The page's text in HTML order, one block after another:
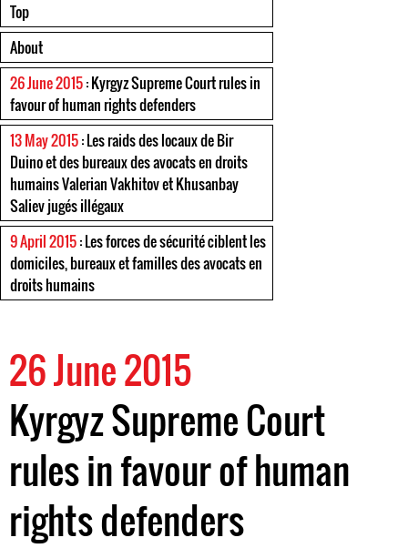
Top
About
26 June 2015: Kyrgyz Supreme Court rules in
favour of human rights defenders
13 May 2015: Les raids des locaux de Bir
Duino et des bureaux des avocats en droits
humains Valerian Vakhitov et Khusanbay
Saliev jugés illégaux
9 April 2015: Les forces de sécurité ciblent les
domiciles, bureaux et familles des avocats en
droits humains
26 June 2015
Kyrgyz Supreme Court
rules in favour of human
rights defenders